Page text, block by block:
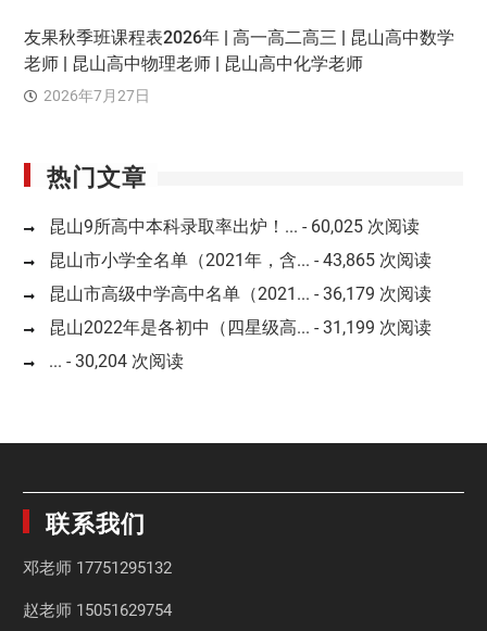
友果秋季班课程表2026年 | 高一高二高三 | 昆山高中数学
老师 | 昆山高中物理老师 | 昆山高中化学老师
2026年7月27日
热门文章
昆山9所高中本科录取率出炉！... - 60,025 次阅读
昆山市小学全名单（2021年，含... - 43,865 次阅读
昆山市高级中学高中名单（2021... - 36,179 次阅读
昆山2022年是各初中（四星级高... - 31,199 次阅读
... - 30,204 次阅读
联系我们
邓老师 17751295132
赵老师 15051629754